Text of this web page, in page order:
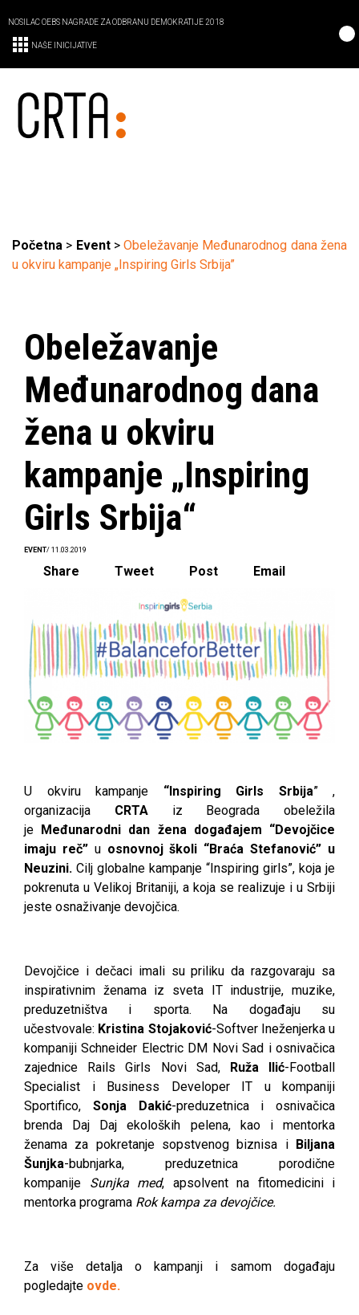
NOSILAC OEBS NAGRADE ZA ODBRANU DEMOKRATIJE 2018
NAŠE INICIJATIVE
Početna > Event>Obeležavanje Međunarodnog dana žena
u okviru kampanje „Inspiring Girls Srbija”
Obeležavanje
Međunarodnog dana
žena u okviru
kampanje „Inspiring
Girls Srbija“
EVENT/ 11.03.2019
Share Tweet Post Email
U okviru kampanje “Inspiring Girls Srbija” ,
organizacija CRTAiz Beograda obeležila
je Međunarodni dan žena događajem “Devojčice
imaju reč”u osnovnoj školi “Braća Stefanović” u
Neuzini. Cilj globalne kampanje “Inspiring girls”, koja je
pokrenuta u Velikoj Britaniji, a koja se realizuje i u Srbiji
jeste osnaživanje devojčica.
Devojčice i dečaci imali su priliku da razgovaraju sa
inspirativnim ženama iz sveta IT industrije, muzike,
preduzetništva i sporta. Na događaju su
učestvovale: Kristina Stojaković-Softver Ineženjerka u
kompaniji Schneider Electric DM Novi Sad i osnivačica
zajednice Rails Girls Novi Sad, Ruža Ilić-Football
Specialist i Business Developer IT u kompaniji
Sportifico, Sonja Dakić-preduzetnica i osnivačica
brenda Daj Daj ekoloških pelena, kao i mentorka
ženama za pokretanje sopstvenog biznisa i Biljana
Šunjka-bubnjarka, preduzetnica porodične
kompanije Sunjka med, apsolvent na fitomedicini i
mentorka programa Rok kampa za devojčice.
Za više detalja o kampanji i samom događaju
pogledajte ovde.